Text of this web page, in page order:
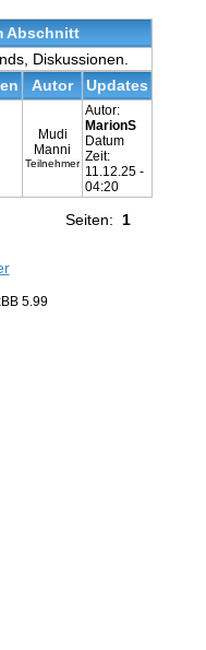
Abschnitt
Diskussionen.
Autor Updates
Mudi
Manni
Teilnehmer
Autor:
MarionS
Datum
Zeit:
11.12.25 -
04:20
Seiten: 1
5.99